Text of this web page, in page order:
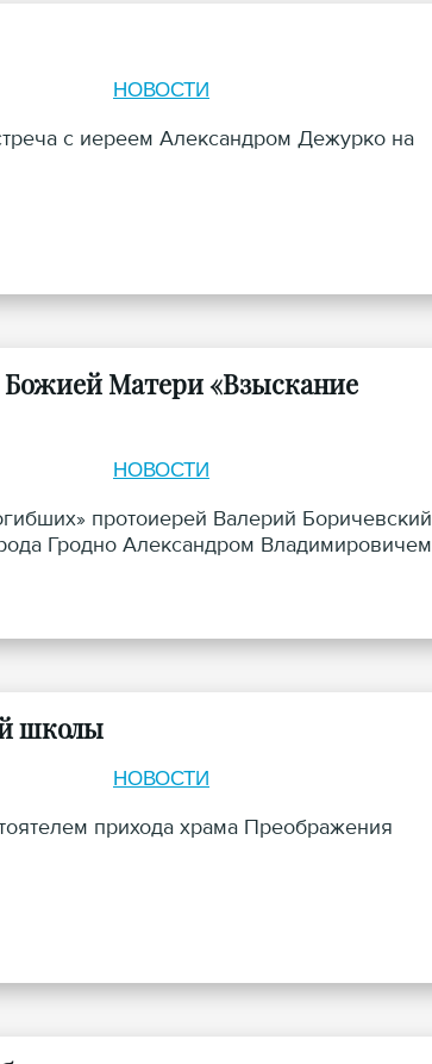
НОВОСТИ
с иереем Александром Дежурко на
Божией Матери «Взыскание
НОВОСТИ
протоиерей Валерий Боричевский
Гродно Александром Владимировичем
школы
НОВОСТИ
прихода храма Преображения